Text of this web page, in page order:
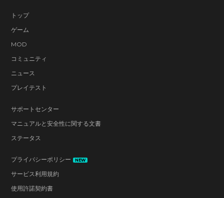
トップ
ゲーム
MOD
コミュニティ
ニュース
プレイテスト
サポートセンター
マニュアルと安全性に関する文書
ステータス
プライバシーポリシー NEW
サービス利用規約
使用許諾契約書